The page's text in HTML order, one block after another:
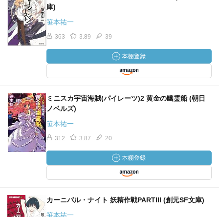
庫)
笹本祐一
363 3.89 39
ミニスカ宇宙海賊(パイレーツ)2 黄金の幽霊船 (朝日
ノベルズ)
笹本祐一
312 3.87 20
カーニバル・ナイト 妖精作戦PARTIII (創元SF文庫)
笹本祐一